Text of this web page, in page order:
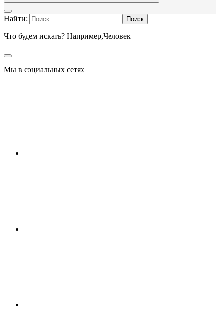
Найти:
Что будем искать? Например,Человек
Мы в социальных сетях